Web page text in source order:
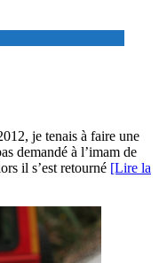
je tenais à faire une
demandé à l’imam de
il s’est retourné [Lire la